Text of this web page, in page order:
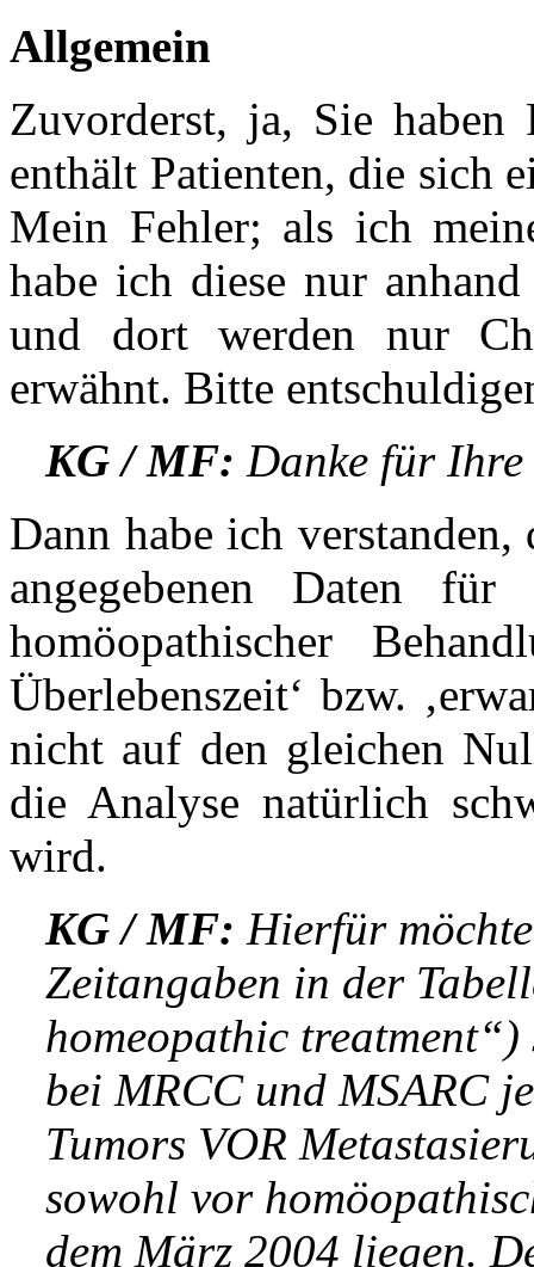
Allgemein
Zuvorderst, ja, Sie
enthält Patienten, die sich
Mein Fehler; als ich
habe ich diese nur
und dort werden nur
erwähnt. Bitte
KG / MF: Danke für Ihre
Dann habe ich
angegebenen Daten
homöopathischer
Überlebenszeit‘ bzw.
nicht auf den gleichen
die Analyse natürlich
wird.
KG / MF: Hierfür
Zeitangaben in der
homeopathic
bei MRCC und MSARC
Tumors VOR
sowohl vor
dem März 2004 liegen.